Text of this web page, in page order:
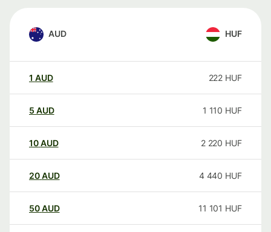
AUD HUF
1 AUD 222 HUF
5 AUD 1 110 HUF
10AUD 2 220 HUF
20AUD 4 440 HUF
50AUD 11 101 HUF